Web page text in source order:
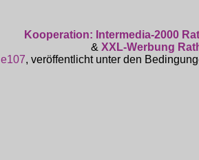
Kooperation: Intermedia-2000
& XXL-Werbung
e107, veröffentlicht unter den